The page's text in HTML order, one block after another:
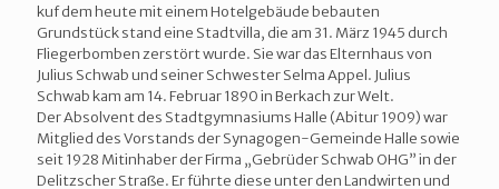
kuf dem heute mit einem Hotelgebäude bebauten
Grundstück stand eine Stadtvilla, die am 31. März 1945 durch
Fliegerbomben zerstört wurde. Sie war das Elternhaus von
Julius Schwab und seiner Schwester Selma Appel. Julius
Schwab kam am 14. Februar 1890 in Berkach zur Welt.
Der Absolvent des Stadtgymnasiums Halle (Abitur 1909) war
Mitglied des Vorstands der Synagogen-Gemeinde Halle sowie
seit 1928 Mitinhaber der Firma „Gebrüder Schwab OHG” in der
Delitzscher Straße. Er führte diese unter den Landwirten und